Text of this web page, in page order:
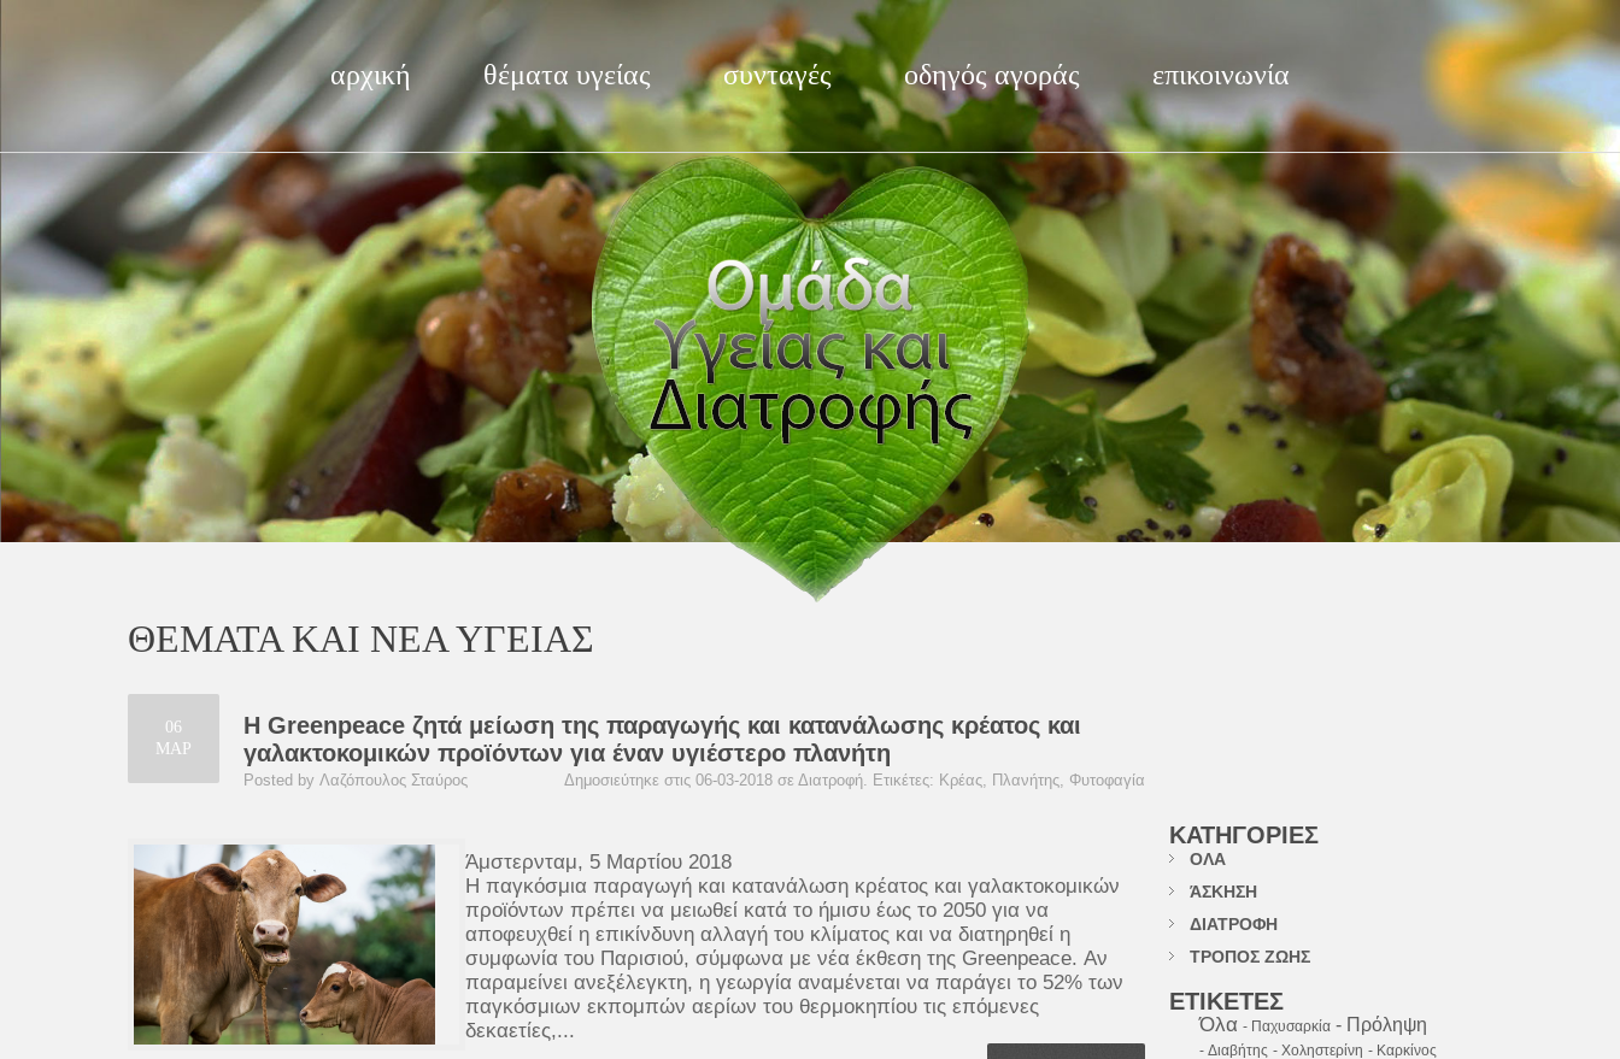
αρχική θέματα υγείας συνταγές οδηγός αγοράς επικοινωνία
ΘΕΜΑΤΑ ΚΑΙ ΝΕΑ ΥΓΕΙΑΣ
06
ΜΑΡ
Η Greenpeace ζητά μείωση της παραγωγής και κατανάλωσης κρέατος και
γαλακτοκομικών προϊόντων για έναν υγιέστερο πλανήτη
Posted by Λαζόπουλος Σταύρος Δημοσιεύτηκε στις 06-03-2018 σε Διατροφή. Ετικέτες: Κρέας, Πλανήτης, Φυτοφαγία
Άμστερνταμ, 5 Μαρτίου 2018
Η παγκόσμια παραγωγή και κατανάλωση κρέατος και γαλακτοκομικών
προϊόντων πρέπει να μειωθεί κατά το ήμισυ έως το 2050 για να
αποφευχθεί η επικίνδυνη αλλαγή του κλίματος και να διατηρηθεί η
συμφωνία του Παρισιού, σύμφωνα με νέα έκθεση της Greenpeace. Αν
παραμείνει ανεξέλεγκτη, η γεωργία αναμένεται να παράγει το 52% των
παγκόσμιων εκπομπών αερίων του θερμοκηπίου τις επόμενες
δεκαετίες,...
ΚΑΤΗΓΟΡΙΕΣ
ΟΛΑ
ΆΣΚΗΣΗ
ΔΙΑΤΡΟΦΗ
ΤΡΟΠΟΣ ΖΩΗΣ
ΕΤΙΚΕΤΕΣ
Όλα - Παχυσαρκία - Πρόληψη
- Διαβήτης - Χοληστερίνη - Καρκίνος